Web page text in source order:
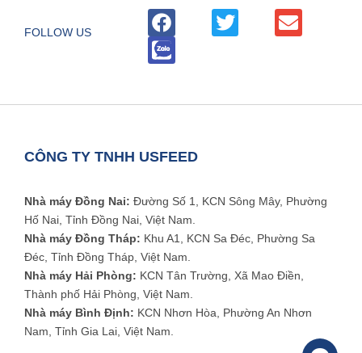
FOLLOW US
CÔNG TY TNHH USFEED
Nhà máy Đồng Nai: Đường Số 1, KCN Sông Mây, Phường
Hố Nai, Tỉnh Đồng Nai, Việt Nam.
Nhà máy Đồng Tháp: Khu A1, KCN Sa Đéc, Phường Sa
Đéc, Tỉnh Đồng Tháp, Việt Nam.
Nhà máy Hải Phòng: KCN Tân Trường, Xã Mao Điền,
Thành phố Hải Phòng, Việt Nam.
Nhà máy Bình Định: KCN Nhơn Hòa, Phường An Nhơn
Nam, Tỉnh Gia Lai, Việt Nam.